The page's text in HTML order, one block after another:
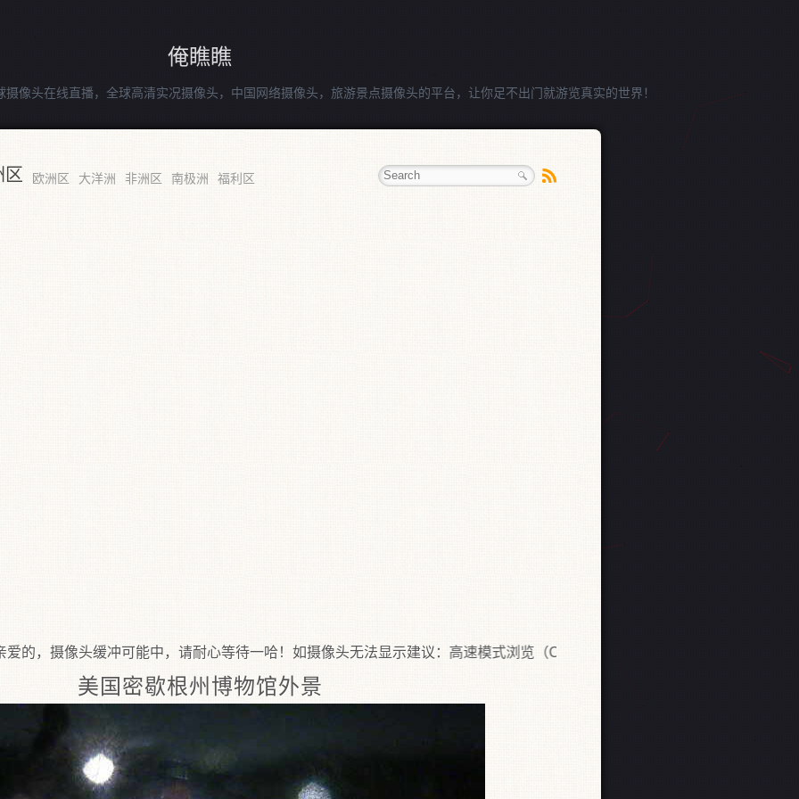
俺瞧瞧
像头在线直播，全球高清实况摄像头，中国网络摄像头，旅游景点摄像头的平台，让你足不出门就游览真实的世界！
区 欧洲区 大洋洲 非洲区 南极洲 福利区
摄像头缓冲可能中，请耐心等待一哈！如摄像头无法显示建议：高速模式浏览（Chrome核）与兼容模式切换即可观看，或
美国密歇根州博物馆外景